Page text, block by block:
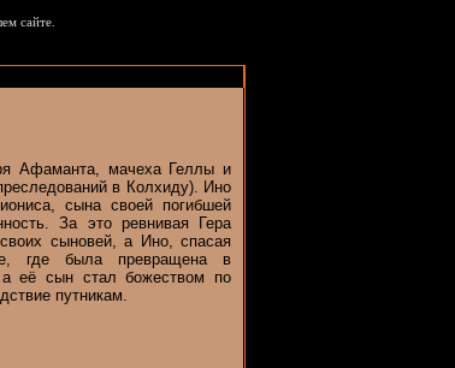
сайте.
Афаманта, мачеха Геллы и
в Колхиду). Ино
сына своей погибшей
За это ревнивая Гера
сыновей, а Ино, спасая
где была превращена в
а её сын стал божеством по
путникам.